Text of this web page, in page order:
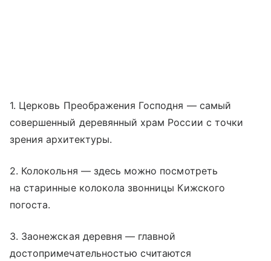
1. Церковь Преображения Господня — самый
совершенный деревянный храм России с точки
зрения архитектуры.
2. Колокольня — здесь можно посмотреть
на старинные колокола звонницы Кижского
погоста.
3. Заонежская деревня — главной
достопримечательностью считаются